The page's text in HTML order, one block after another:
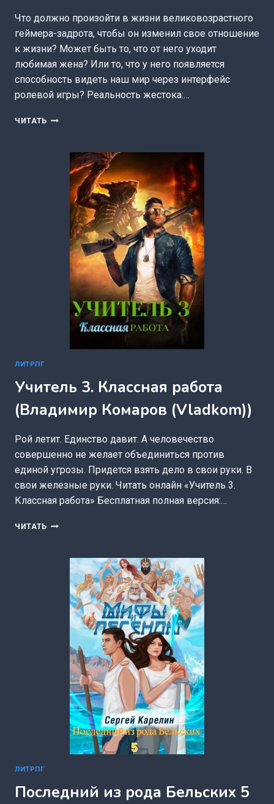
Что должно произойти в жизни великовозрастного
геймера-задрота, чтобы он изменил свое отношение
к жизни? Может быть то, что от него уходит
любимая жена? Или то, что у него появляется
способность видеть наш мир через интерфейс
ролевой игры? Реальность жестока:…
ЧИТАТЬ LEVEL
(ДАНИЯР
СУГРАЛИНОВ)
ЛИТРПГ
Учитель 3. Классная работа
(Владимир Комаров (Vladkom))
Рой летит. Единство давит. А человечество
совершенно не желает объединиться против
единой угрозы. Придется взять дело в свои руки. В
свои железные руки. Читать онлайн «Учитель 3.
Классная работа» Бесплатная полная версия:…
ЧИТАТЬ УЧИТЕЛЬ
РАБОТА
(ВЛАДИМИР
КОМАРОВ
(VLADKOM))
ЛИТРПГ
Последний из рода Бельских 5